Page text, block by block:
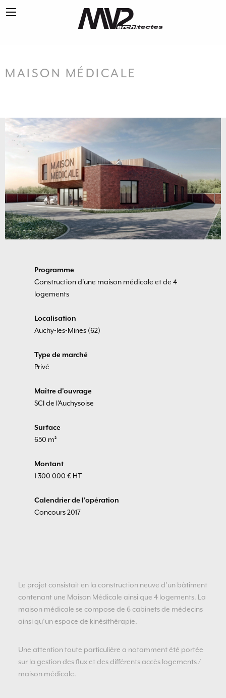
MAISON MÉDICALE
Programme
Construction d'une maison médicale et de 4
logements
Localisation
Auchy-les-Mines (62)
Type de marché
Privé
Maître d'ouvrage
SCI de l'Auchysoise
Surface
650 m²
Montant
1 300 000 € HT
Calendrier de l'opération
Concours 2017
Le projet consistait en la construction neuve d’un bâtiment
contenant une Maison Médicale ainsi que 4 logements. La
maison médicale se compose de 6 cabinets de médecins
ainsi qu’un espace de kinésithérapie.
Une attention toute particulière a notamment été portée
sur la gestion des flux et des différents accès logements /
maison médicale.